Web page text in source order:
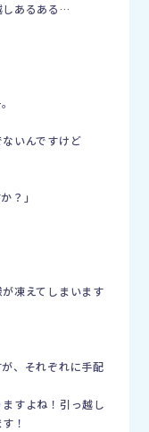
しあるある…
いんですけど
？」
凍えてしまいます
、それぞれに手配
すよね！引っ越し
！